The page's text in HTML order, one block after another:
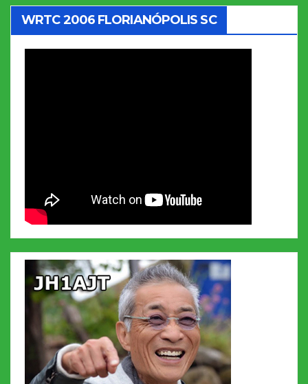
WRTC 2006 FLORIANÓPOLIS SC